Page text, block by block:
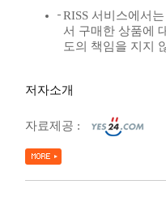
RISS 서비스에서
서 구매한 상품에
도의 책임을 지지
저자소개
자료제공 :